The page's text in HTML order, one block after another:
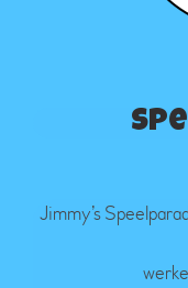
Jimmy’s